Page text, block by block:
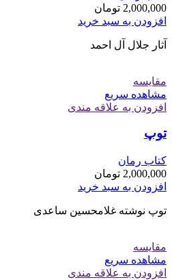
2,000,000 تومان
افزودن به سبد خرید
آثار جلال آل احمد
مقایسه
مشاهده سریع
افزودن به علاقه مندی
توپ
کتاب رمان
2,000,000 تومان
افزودن به سبد خرید
توپ نوشته غلامحسین ساعدی
مقایسه
مشاهده سریع
افزودن به علاقه مندی